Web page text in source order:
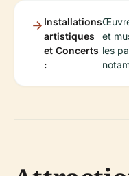
Installations
artistiques
et Concerts
:
et
les